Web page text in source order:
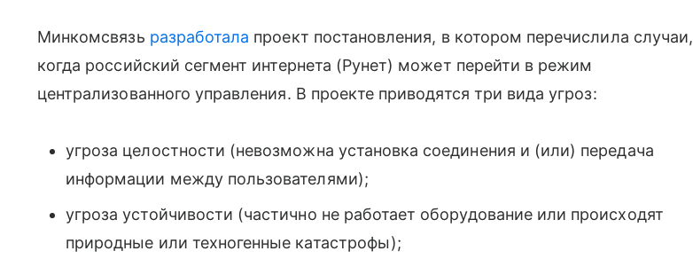
Минкомсвязь разработала проект постановления, в котором перечислила случаи,
когда российский сегмент интернета (Рунет) может перейти в режим
централизованного управления. В проекте приводятся три вида угроз:
угроза целостности (невозможна установка соединения и (или) передача
информации между пользователями);
угроза устойчивости (частично не работает оборудование или происходят
природные или техногенные катастрофы);